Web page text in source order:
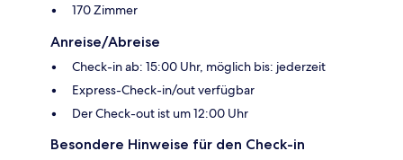
170 Zimmer
Anreise/Abreise
Check-in ab: 15:00 Uhr, möglich bis: jederzeit
Express-Check-in/out verfügbar
Der Check-out ist um 12:00 Uhr
Besondere Hinweise für den Check-in